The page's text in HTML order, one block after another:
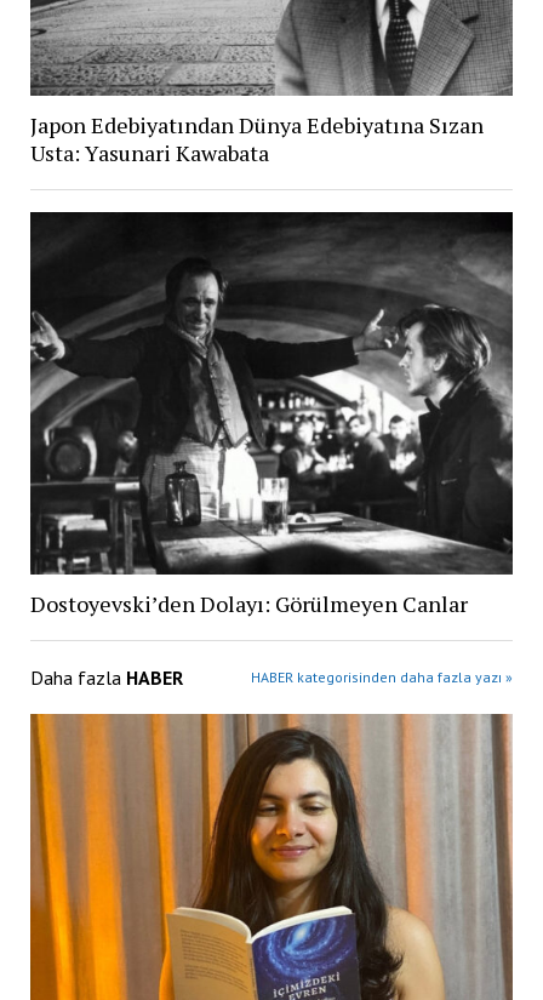
Japon Edebiyatından Dünya Edebiyatına Sızan
Usta: Yasunari Kawabata
Dostoyevski’den Dolayı: Görülmeyen Canlar
Daha fazla HABER HABER kategorisinden daha fazla yazı »